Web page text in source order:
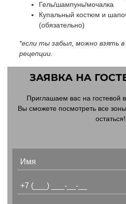
Гель/шампунь/мочалка
Купальный костюм и
(обязательно)
*если ты забыл, можно взять в
рецепции.
ЗАЯВКА НА
Приглашаем вас на гостевой
Вы сможете посмотреть все
остаться!